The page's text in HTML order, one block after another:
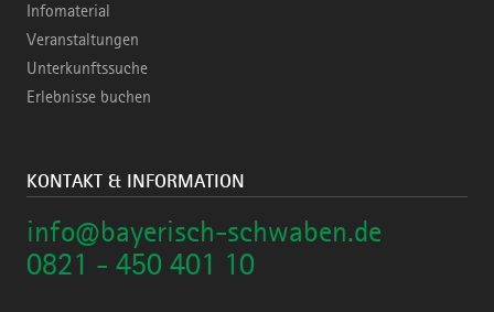
Infomaterial
Veranstaltungen
Unterkunftssuche
Erlebnisse buchen
KONTAKT & INFORMATION
info@bayerisch-schwaben.de
0821 - 450 401 10